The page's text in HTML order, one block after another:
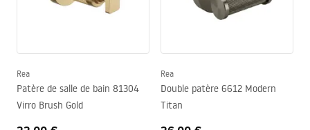
Rea
Patère de salle de bain 81304
Virro Brush Gold
Rea
Double patère 6612 Modern
Titan